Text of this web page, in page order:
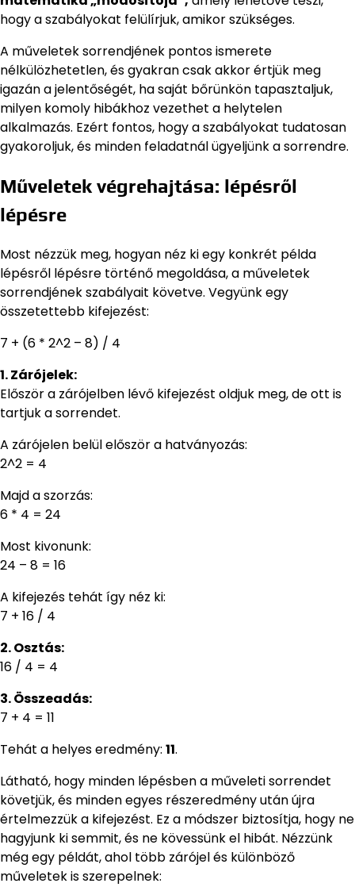
hogy a szabályokat felülírjuk, amikor szükséges.
A műveletek sorrendjének pontos ismerete
nélkülözhetetlen, és gyakran csak akkor értjük meg
igazán a jelentőségét, ha saját bőrünkön tapasztaljuk,
milyen komoly hibákhoz vezethet a helytelen
alkalmazás. Ezért fontos, hogy a szabályokat tudatosan
gyakoroljuk, és minden feladatnál ügyeljünk a sorrendre.
Műveletek végrehajtása: lépésről
lépésre
Most nézzük meg, hogyan néz ki egy konkrét példa
lépésről lépésre történő megoldása, a műveletek
sorrendjének szabályait követve. Vegyünk egy
összetettebb kifejezést:
7 + (6 * 2^2 – 8) / 4
1. Zárójelek:
Először a zárójelben lévő kifejezést oldjuk meg, de ott is
tartjuk a sorrendet.
A zárójelen belül először a hatványozás:
2^2 = 4
Majd a szorzás:
6 * 4 = 24
Most kivonunk:
24 – 8 = 16
A kifejezés tehát így néz ki:
7 + 16 / 4
2. Osztás:
16 / 4 = 4
3. Összeadás:
7 + 4 = 11
Tehát a helyes eredmény: 11.
Látható, hogy minden lépésben a műveleti sorrendet
követjük, és minden egyes részeredmény után újra
értelmezzük a kifejezést. Ez a módszer biztosítja, hogy ne
hagyjunk ki semmit, és ne kövessünk el hibát. Nézzünk
még egy példát, ahol több zárójel és különböző
műveletek is szerepelnek: